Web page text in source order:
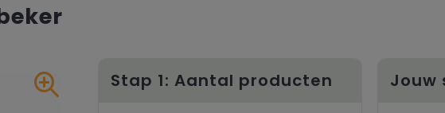
Stap 1: Aantal producten Jouw